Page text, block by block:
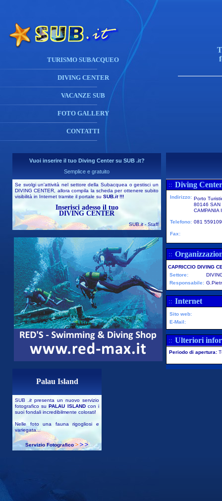
TURISMO SUBACQUEO
DIVING CENTER
VACANZE SUB
FOTO GALLERY
CONTATTI
Vuoi inserire il tuo Diving Center su SUB .it?
Semplice e gratuito
Se svolgi un'attività nel settore della Subacquea o gestisci un
DIVING CENTER, allora compila la scheda per ottenere subito
visibilità in Internet tramite il portale su SUB .it!!!
Inserisci adesso il tuo
DIVING CENTER
SUB.it- Staff
Palau Island
SUB .it presenta un nuovo servizio
fotografico suPALAU ISLANDcon i
suoi fondali incredibilmente colorati!
Nelle foto una fauna rigogliosi e
variegata...
Servizio Fotografico
:: Diving
Indirizzo: Porto
80146 SAN
CAMPANIA
Telefono: 081
Fax:
::
CAPRICCIO DIVING
Settore:
Responsabile:
:: Internet
Sito web:
E-Mail:
:: Ulteriori
Periodo di apertura: